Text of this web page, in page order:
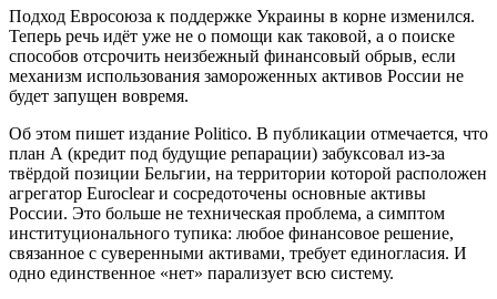
Подход Евросоюза к поддержке Украины в корне изменился.
Теперь речь идёт уже не о помощи как таковой, а о поиске
способов отсрочить неизбежный финансовый обрыв, если
механизм использования замороженных активов России не
будет запущен вовремя.
Об этом пишет издание Politico. В публикации отмечается, что
план А (кредит под будущие репарации) забуксовал из-за
твёрдой позиции Бельгии, на территории которой расположен
агрегатор Euroclear и сосредоточены основные активы
России. Это больше не техническая проблема, а симптом
институционального тупика: любое финансовое решение,
связанное с суверенными активами, требует единогласия. И
одно единственное «нет» парализует всю систему.